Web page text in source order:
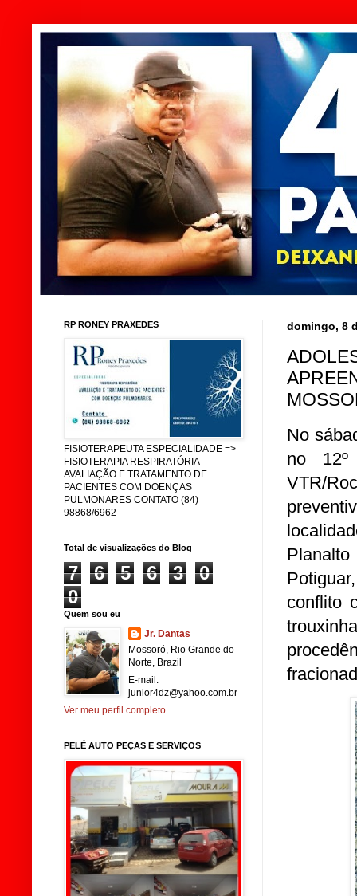
domingo, 8
No
no
VTR/
conflito
RP RONEY PRAXEDES
FISIOTERAPEUTA ESPECIALIDADE =>
FISIOTERAPIA RESPIRATÓRIA
AVALIAÇÃO E TRATAMENTO DE
PACIENTES COM DOENÇAS
PULMONARES CONTATO (84)
98868/6962
Total de visualizações do Blog
7 6 5 6 3
0
0
Quem sou eu
Jr. Dantas
Mossoró, Rio Grande do
Norte, Brazil
E-mail:
junior4dz@yahoo.com.br
Ver meu perfil completo
PELÉ AUTO PEÇAS E SERVIÇOS